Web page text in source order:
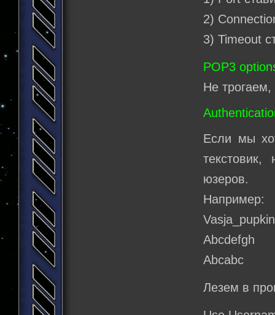
2)
3) Timeout
POP3
Не трогаем,
Если мы
юзеров.
Например:
Vasja_pupkin
Abcdefgh
Abcabc
Лезем в